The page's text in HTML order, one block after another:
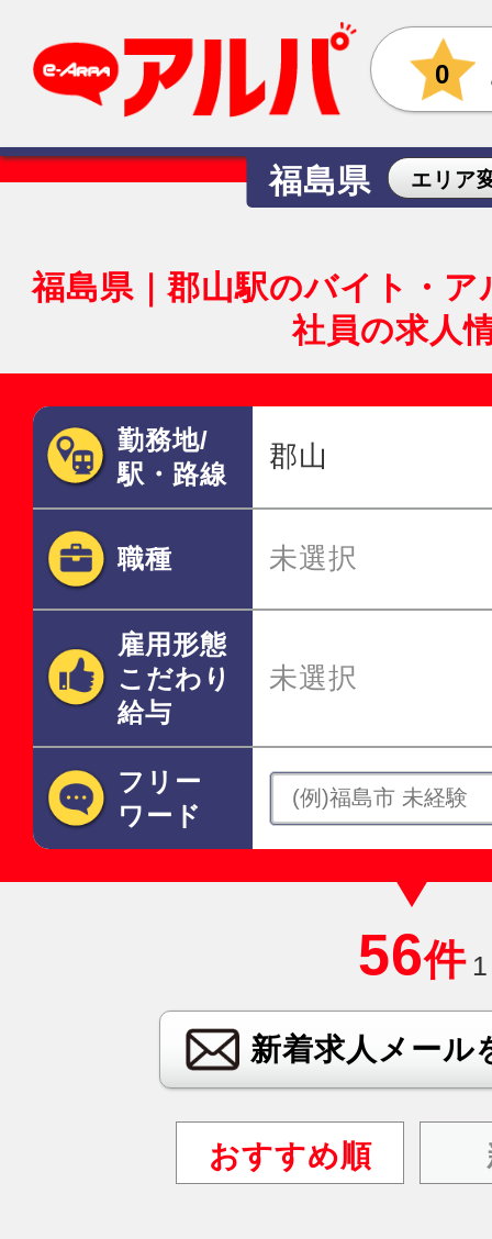
0
福島県 エリア
福島県｜郡山駅のバイト・
社員の求人
勤務地/
駅・路線
郡山
職種 未選択
雇用形態
こだわり
給与
未選択
フリー
ワード
56件
新着求人メール
おすすめ順